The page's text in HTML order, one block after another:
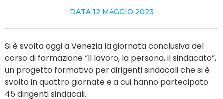
DATA 12 MAGGIO 2023
Si è svolta oggi a Venezia la giornata conclusiva del
corso di formazione “Il lavoro, la persona, il sindacato”,
un progetto formativo per dirigenti sindacali che si è
svolto in quattro giornate e a cui hanno partecipato
45 dirigenti sindacali.